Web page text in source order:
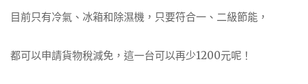
目前只有冷氣、冰箱和除濕機，只要符合一、二級節能，
都可以申請貨物稅減免，這一台可以再少1200元呢！